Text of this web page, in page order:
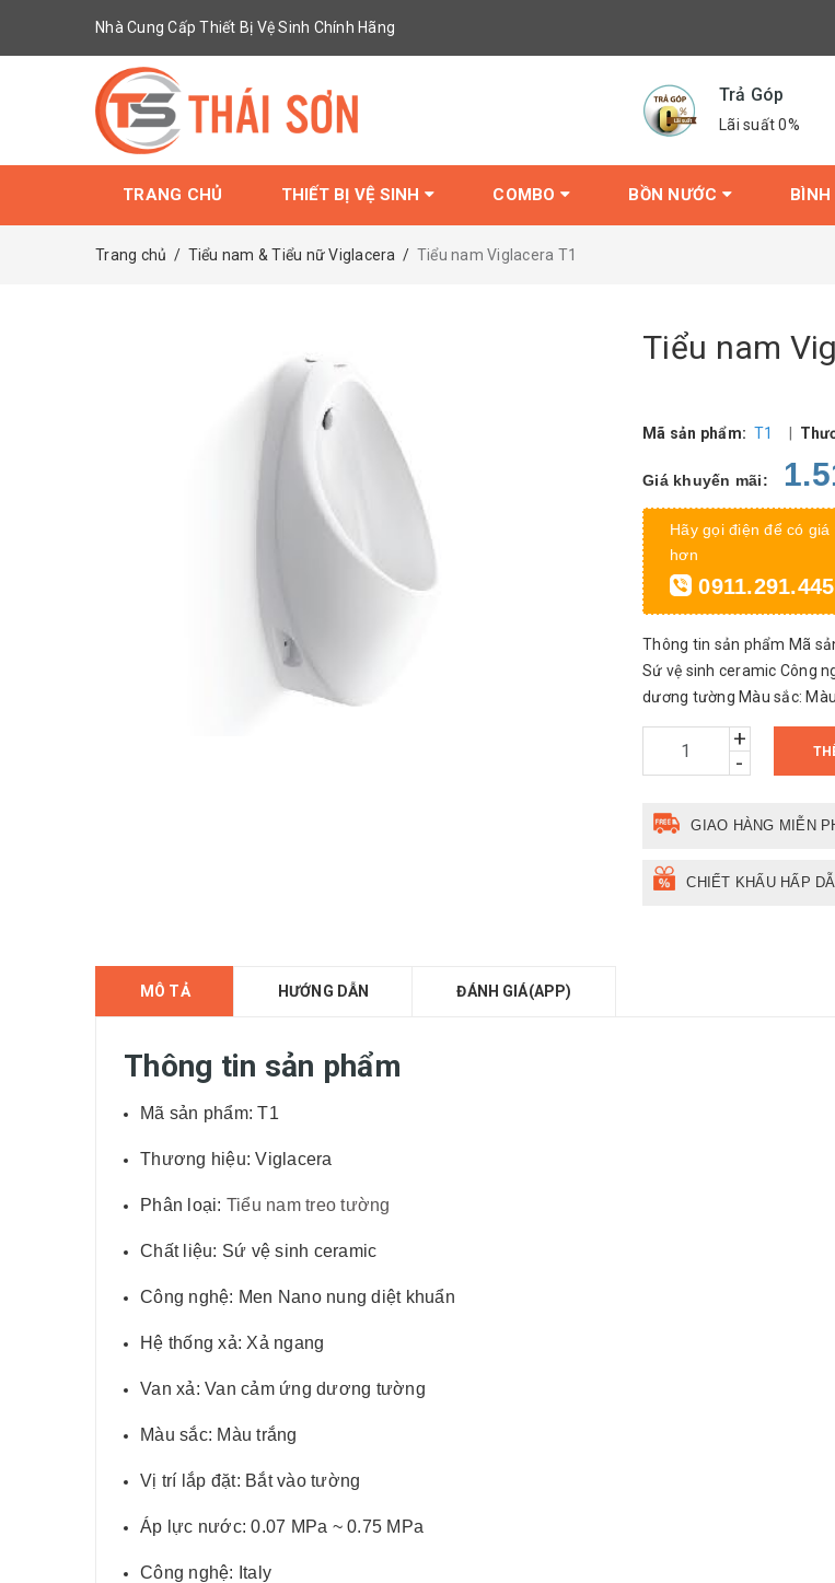
Nhà Cung Cấp Thiết Bị Vệ Sinh Chính Hãng
Trả Góp
Lãi suất 0%
TRANG CHỦ THIẾT BỊ VỆ SINH COMBO BỒN NƯỚC BÌNH
Trang chủ / Tiểu nam & Tiểu nữ Viglacera / Tiểu nam Viglacera T1
Tiểu nam
Mã sản phẩm: T1
Giá khuyến mãi:
Hãy gọi điện để có giá
hơn
0911.291.445
Thông tin sản phẩm Mã
Sứ vệ sinh ceramic Công
dương tường Màu sắc:
+
-
GIAO HÀNG MIỄN
CHIẾT KHẤU HẤP
MÔ TẢ HƯỚNG DẪN ĐÁNH GIÁ(APP)
Thông tin sản phẩm
Mã sản phẩm: T1
Thương hiệu: Viglacera
Phân loại: Tiểu nam treo tường
Chất liệu: Sứ vệ sinh ceramic
Công nghệ: Men Nano nung diệt khuẩn
Hệ thống xả: Xả ngang
Van xả: Van cảm ứng dương tường
Màu sắc: Màu trắng
Vị trí lắp đặt: Bắt vào tường
Áp lực nước: 0.07 MPa ~ 0.75 MPa
Công nghệ: Italy